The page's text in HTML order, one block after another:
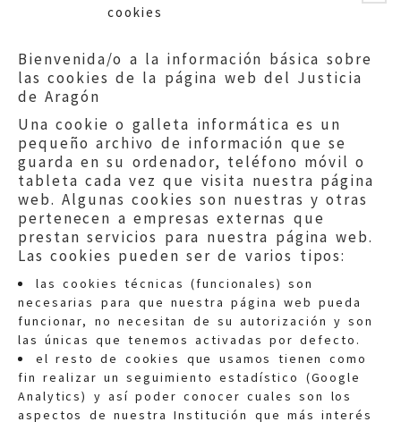
cookies
Bienvenida/o a la información básica sobre
las cookies de la página web del Justicia
de Aragón
Una cookie o galleta informática es un
pequeño archivo de información que se
guarda en su ordenador, teléfono móvil o
tableta cada vez que visita nuestra página
web. Algunas cookies son nuestras y otras
pertenecen a empresas externas que
prestan servicios para nuestra página web.
Las cookies pueden ser de varios tipos:
las cookies técnicas (funcionales) son
necesarias para que nuestra página web pueda
funcionar, no necesitan de su autorización y son
las únicas que tenemos activadas por defecto.
el resto de cookies que usamos tienen como
fin realizar un seguimiento estadístico (Google
Analytics) y así poder conocer cuales son los
aspectos de nuestra Institución que más interés
Quejas:quejas@eljusticiadearagon.es
Información general:
informacion@eljusticiadearagon.es